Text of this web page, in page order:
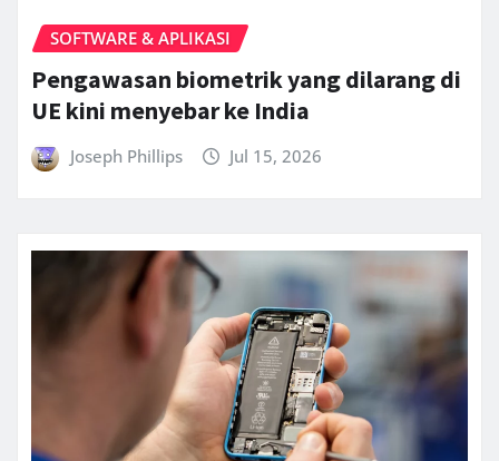
SOFTWARE & APLIKASI
Pengawasan biometrik yang dilarang di
UE kini menyebar ke India
Joseph Phillips Jul 15, 2026